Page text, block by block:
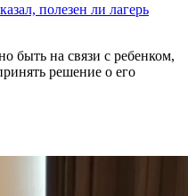
полезен ли лагерь
быть на связи с ребенком,
решение о его